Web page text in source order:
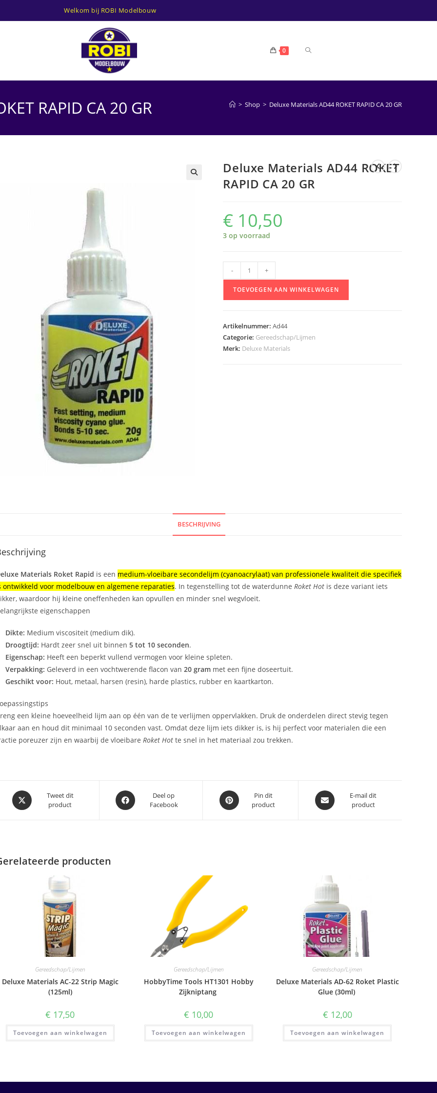
Welkom bij ROBI Modelbouw
0 TOGGLE
RAPID CA 20 GR > Shop > Deluxe Materials AD44 ROKET RAPID CA 20 GR
Deluxe Materials AD44 ROKET
RAPID CA 20 GR
€ 10,50
3 op voorraad
Materials
AD44
CA
20
GR
- +
TOEVOEGEN AAN WINKELWAGEN
Artikelnummer:Ad44
Categorie: Gereedschap/Lijmen
Merk: Deluxe Materials
BESCHRIJVING
Materials Roket Rapid is een medium-vloeibare secondelijm (cyanoacrylaat) van professionele kwaliteit die specifiek
ontwikkeld voor modelbouw en algemene reparaties. In tegenstelling tot de waterdunne Roket Hot is deze variant iets
waardoor hij kleine oneffenheden kan opvullen en minder snel wegvloeit.
eigenschappen
Dikte: Medium viscositeit (medium dik).
Droogtijd: Hardt zeer snel uit binnen 5 tot 10 seconden.
Eigenschap: Heeft een beperkt vullend vermogen voor kleine spleten.
Verpakking: Geleverd in een vochtwerende flacon van 20 gram met een fijne doseertuit.
Geschikt voor: Hout, metaal, harsen (resin), harde plastics, rubber en kaartkarton.
een kleine hoeveelheid lijm aan op één van de te verlijmen oppervlakken. Druk de onderdelen direct stevig tegen
aan en houd dit minimaal 10 seconden vast. Omdat deze lijm iets dikker is, is hij perfect voor materialen die een
poreuzer zijn en waarbij de vloeibare Roket Hot te snel in het materiaal zou trekken.
Opent
in
Tweet dit
product
Opent
in
Deel op
Facebook
Opent
in
Pin dit
product
Opent
in
E-mail dit
product
producten
Gereedschap/Lijmen
Deluxe Materials AC-22 Strip Magic
(125ml)
€ 17,50
Toevoegen aan winkelwagen
Gereedschap/Lijmen
HobbyTime Tools HT1301 Hobby
Zijkniptang
€ 10,00
Toevoegen aan winkelwagen
Gereedschap/Lijmen
Deluxe Materials AD-62 Roket Plastic
Glue (30ml)
€ 12,00
Toevoegen aan winkelwagen